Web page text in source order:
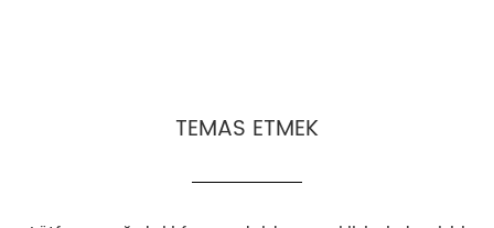
TEMAS ETMEK